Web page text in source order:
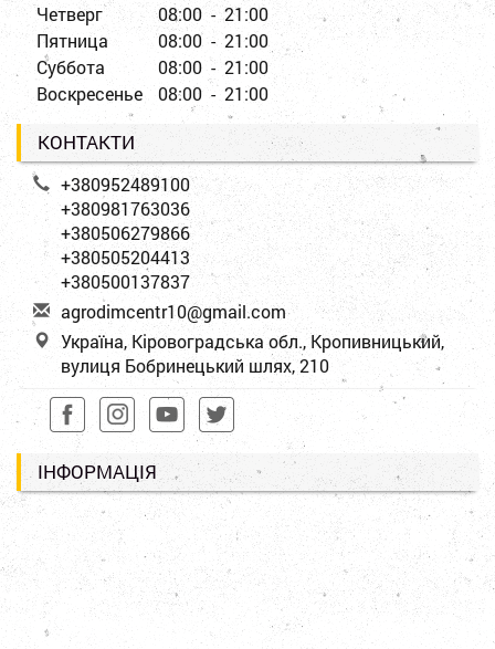
Четверг
08:00 - 21:00
Пятница
08:00 - 21:00
Суббота
08:00 - 21:00
Воскресенье
08:00 - 21:00
КОНТАКТИ
+380952489100
+380981763036
+380506279866
+380505204413
+380500137837
agrodimcentr10@gmail.com
Україна, Кіровоградська обл., Кропивницький,
вулиця Бобринецький шлях, 210
ІНФОРМАЦІЯ